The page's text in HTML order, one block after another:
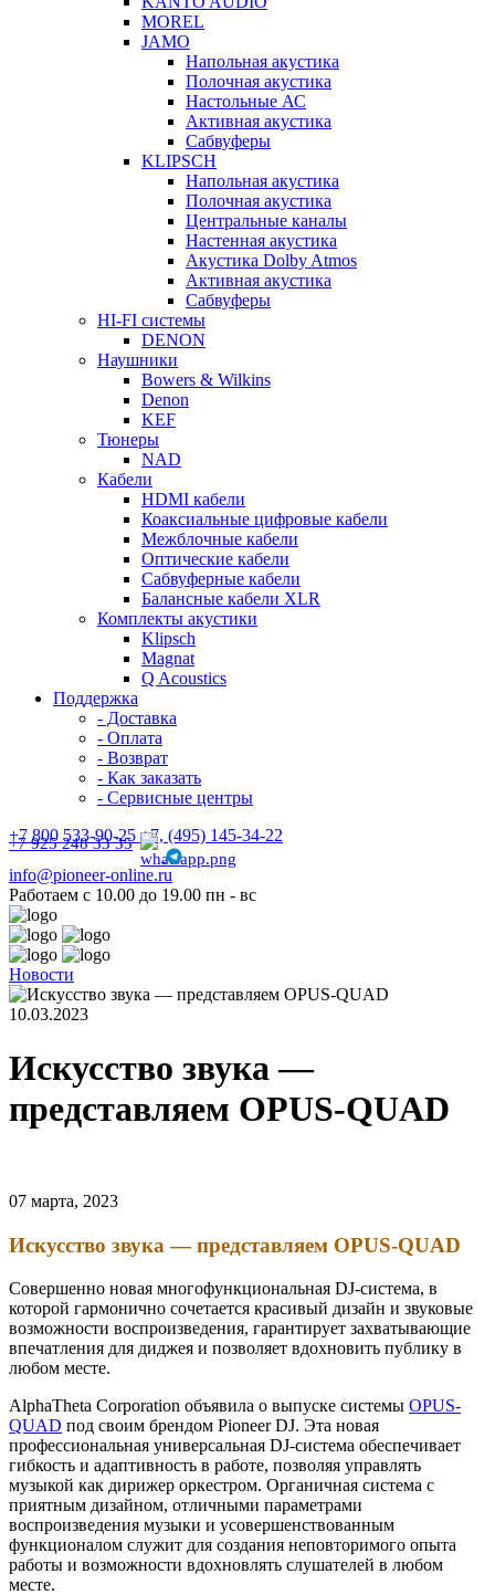
MOREL
JAMO
Напольная акустика
Полочная акустика
Настольные АС
Активная акустика
Сабвуферы
KLIPSCH
Напольная акустика
Полочная акустика
Центральные каналы
Настенная акустика
Акустика Dolby Atmos
Активная акустика
Сабвуферы
HI-FI системы
DENON
Наушники
Bowers & Wilkins
Denon
KEF
Тюнеры
NAD
Кабели
HDMI кабели
Коаксиальные цифровые кабели
Межблочные кабели
Оптические кабели
Сабвуферные кабели
Балансные кабели XLR
Комплекты акустики
Klipsch
Magnat
Q Acoustics
Поддержка
- Доставка
- Оплата
- Возврат
- Как заказать
- Сервисные центры
+7 800 533-90-25 +7, (495) 145-34-22
+7 925 248 33 35
info@pioneer-online.ru
Работаем с 10.00 до 19.00 пн - вс
Новости
10.03.2023
Искусство звука —
представляем OPUS‑QUAD
07 марта, 2023
Искусство звука — представляем OPUS‑QUAD
Совершенно новая многофункциональная DJ-система, в
которой гармонично сочетается красивый дизайн и звуковые
возможности воспроизведения, гарантирует захватывающие
впечатления для диджея и позволяет вдохновить публику в
любом месте.
AlphaTheta Corporation объявила о выпуске системы OPUS-
QUAD под своим брендом Pioneer DJ. Эта новая
профессиональная универсальная DJ-система обеспечивает
гибкость и адаптивность в работе, позволяя управлять
музыкой как дирижер оркестром. Органичная система с
приятным дизайном, отличными параметрами
воспроизведения музыки и усовершенствованным
функционалом служит для создания неповторимого опыта
работы и возможности вдохновлять слушателей в любом
месте.